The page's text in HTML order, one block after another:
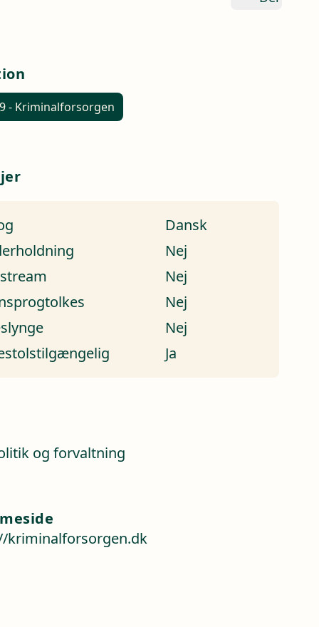
- Kriminalforsorgen
Dansk
Nej
Nej
Nej
Nej
Ja
og forvaltning
kriminalforsorgen.dk